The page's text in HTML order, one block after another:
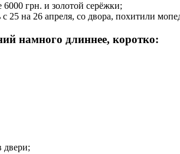
грн. и золотой серёжки;
25 на 26 апреля, со двора, похитили
намного длиннее, коротко:
двери;